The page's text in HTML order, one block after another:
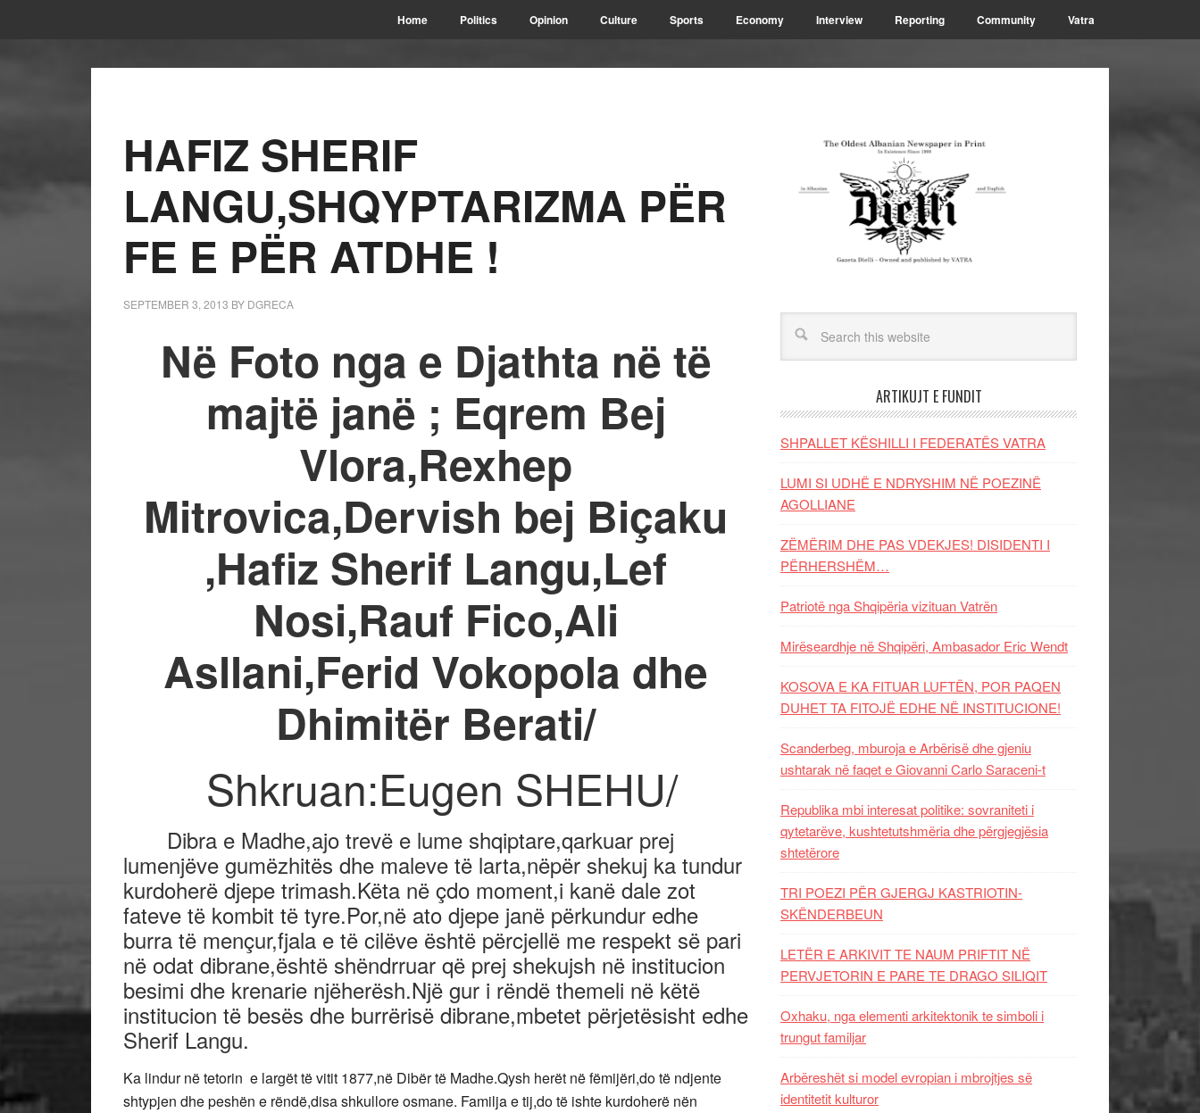
Home Politics Opinion Culture Sports Economy Interview Reporting Community Vatra
HAFIZ SHERIF
LANGU,SHQYPTARIZMA PËR
FE E PËR ATDHE !
SEPTEMBER 3, 2013 BY DGRECA
Në Foto nga e Djathta në të
majtë janë ; Eqrem Bej
Vlora,Rexhep
Mitrovica,Dervish bej Biçaku
,Hafiz Sherif Langu,Lef
Nosi,Rauf Fico,Ali
Asllani,Ferid Vokopola dhe
Dhimitër Berati/
Shkruan:Eugen SHEHU/
Dibra e Madhe,ajo trevë e lume shqiptare,qarkuar prej
lumenjëve gumëzhitës dhe maleve të larta,nëpër shekuj ka tundur
kurdoherë djepe trimash.Këta në çdo moment,i kanë dale zot
fateve të kombit të tyre.Por,në ato djepe janë përkundur edhe
burra të mençur,fjala e të cilëve është përcjellë me respekt së pari
në odat dibrane,është shëndrruar që prej shekujsh në institucion
besimi dhe krenarie njëherësh.Një gur i rëndë themeli në këtë
institucion të besës dhe burrërisë dibrane,mbetet përjetësisht edhe
Sherif Langu.
Ka lindur në tetorin e largët të vitit 1877,në Dibër të Madhe.Qysh herët në fëmijëri,do të ndjente
shtypjen dhe peshën e rëndë,disa shkullore osmane. Familja e tij,do të ishte kurdoherë nën
ARTIKUJT E FUNDIT
SHPALLET KËSHILLI I FEDERATËS VATRA
LUMI SI UDHË E NDRYSHIM NË POEZINË
AGOLLIANE
ZËMËRIM DHE PAS VDEKJES! DISIDENTI I
PËRHERSHËM…
Patriotë nga Shqipëria vizituan Vatrën
Mirëseardhje në Shqipëri, Ambasador Eric Wendt
KOSOVA E KA FITUAR LUFTËN, POR PAQEN
DUHET TA FITOJË EDHE NË INSTITUCIONE!
Scanderbeg, mburoja e Arbërisë dhe gjeniu
ushtarak në faqet e Giovanni Carlo Saraceni-t
Republika mbi interesat politike: sovraniteti i
qytetarëve, kushtetutshmëria dhe përgjegjësia
shtetërore
TRI POEZI PËR GJERGJ KASTRIOTIN-
SKËNDERBEUN
LETËR E ARKIVIT TE NAUM PRIFTIT NË
PERVJETORIN E PARE TE DRAGO SILIQIT
Oxhaku, nga elementi arkitektonik te simboli i
trungut familjar
Arbëreshët si model evropian i mbrojtjes së
identitetit kulturor